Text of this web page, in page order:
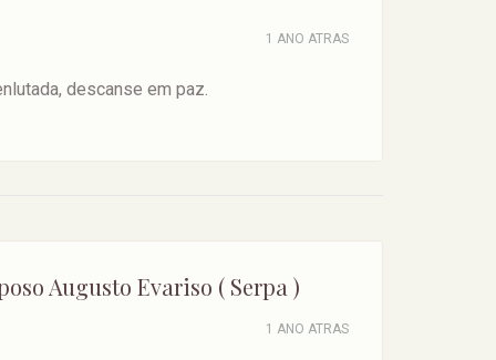
1 ANO ATRAS
descanse em paz.
Augusto Evariso ( Serpa )
1 ANO ATRAS